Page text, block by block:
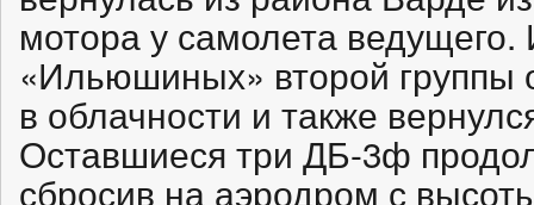
мотора у самолета ведущего.
«Ильюшиных» второй группы
в облачности и также
Оставшиеся три ДБ-3ф
сбросив на аэродром с